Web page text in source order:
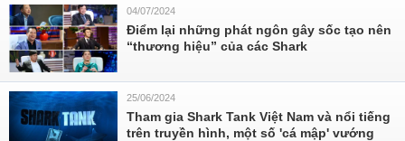
04/07/2024
Điểm lại những phát ngôn gây sốc tạo nên
“thương hiệu” của các Shark
25/06/2024
Tham gia Shark Tank Việt Nam và nổi tiếng
trên truyền hình, một số 'cá mập' vướng